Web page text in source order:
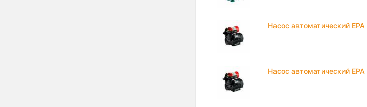
Насос автоматический
Насос автоматический